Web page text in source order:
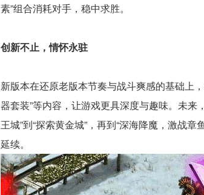
素”组合消耗对手，稳中求胜。
创新不止，情怀永驻
新版本在还原老版本节奏与战斗爽感的基础上
器套装”等内容，让游戏更具深度与趣味。未
王城”到“探索黄金城”，再到“深海降魔，激战
延续。